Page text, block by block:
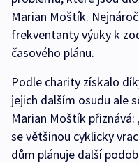
Marian Moštík.
frekventanty výuky k
časového plánu.
Podle charity získalo
jejich dalším osudu ale
Marian Moštík
se většinou cyklicky
dům plánuje další